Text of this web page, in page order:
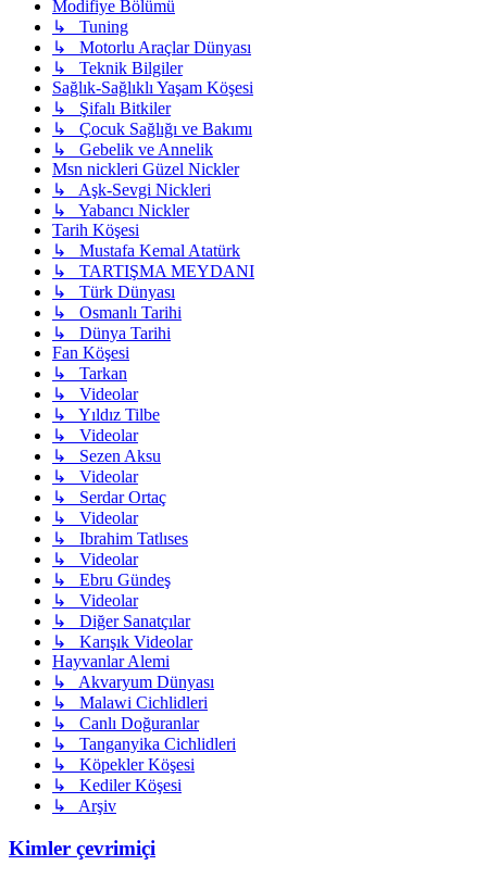
Modifiye Bölümü
↳ Tuning
↳ Motorlu Araçlar Dünyası
↳ Teknik Bilgiler
Sağlık-Sağlıklı Yaşam Köşesi
↳ Şifalı Bitkiler
↳ Çocuk Sağlığı ve Bakımı
↳ Gebelik ve Annelik
Msn nickleri Güzel Nickler
↳ Aşk-Sevgi Nickleri
↳ Yabancı Nickler
Tarih Köşesi
↳ Mustafa Kemal Atatürk
↳ TARTIŞMA MEYDANI
↳ Türk Dünyası
↳ Osmanlı Tarihi
↳ Dünya Tarihi
Fan Köşesi
↳ Tarkan
↳ Videolar
↳ Yıldız Tilbe
↳ Videolar
↳ Sezen Aksu
↳ Videolar
↳ Serdar Ortaç
↳ Videolar
↳ Ibrahim Tatlıses
↳ Videolar
↳ Ebru Gündeş
↳ Videolar
↳ Diğer Sanatçılar
↳ Karışık Videolar
Hayvanlar Alemi
↳ Akvaryum Dünyası
↳ Malawi Cichlidleri
↳ Canlı Doğuranlar
↳ Tanganyika Cichlidleri
↳ Köpekler Köşesi
↳ Kediler Köşesi
↳ Arşiv
Kimler çevrimiçi